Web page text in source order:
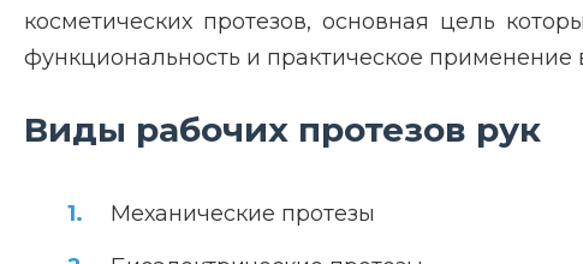
косметических протезов, основная цель
функциональность и практическое
Виды рабочих протезов рук
Механические протезы